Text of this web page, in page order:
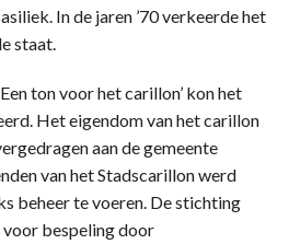
In de jaren ’70 verkeerde het
staat.
ton voor het carillon’ kon het
Het eigendom van het carillon
aan de gemeente
van het Stadscarillon werd
beheer te voeren. De stichting
bespeling door